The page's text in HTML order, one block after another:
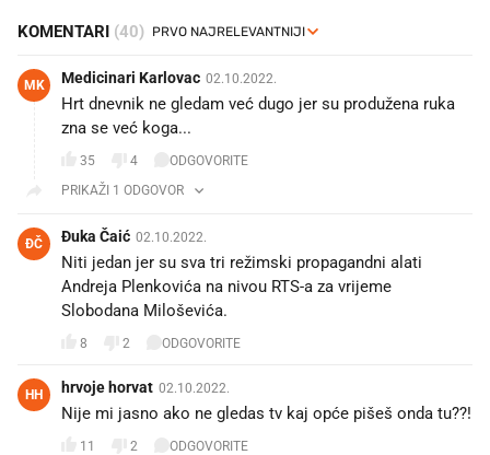
KOMENTARI (40)
MK Medicinari Karlovac 02.10.2022.
Hrt dnevnik ne gledam već dugo jer su produžena ruka
zna se već koga...🤷‍♂️
35 4
ODGOVORITE
PRIKAŽI 1 ODGOVOR
ĐČ Đuka Čaić 02.10.2022.
Niti jedan jer su sva tri režimski propagandni alati
Andreja Plenkovića na nivou RTS-a za vrijeme
Slobodana Miloševića.
8 2 ODGOVORITE
HH hrvoje horvat 02.10.2022.
Nije mi jasno ako ne gledas tv kaj opće pišeš onda tu??!
11 2 ODGOVORITE